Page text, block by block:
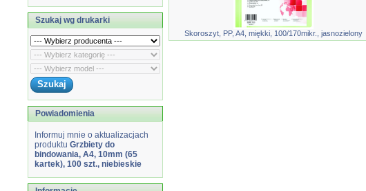
Szukaj wg drukarki
Powiadomienia
Informuj mnie o aktualizacjach
produktu Grzbiety do
bindowania, A4, 10mm (65
kartek), 100 szt., niebieskie
Skoroszyt, PP, A4, miękki, 100/170mikr., jasnozielony